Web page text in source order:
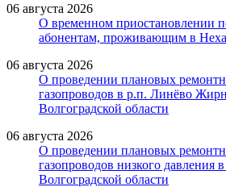
06 августа 2026
О временном приостановлении
абонентам, проживающим в
06 августа 2026
О проведении плановых
газопроводов в р.п. Линёво
Волгоградской области
06 августа 2026
О проведении плановых
газопроводов низкого давления
Волгоградской области